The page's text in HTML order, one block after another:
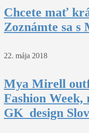
Chcete mať
Zoznámte sa s
22. mája 2018
Mya Mirell
Fashion
GK_design